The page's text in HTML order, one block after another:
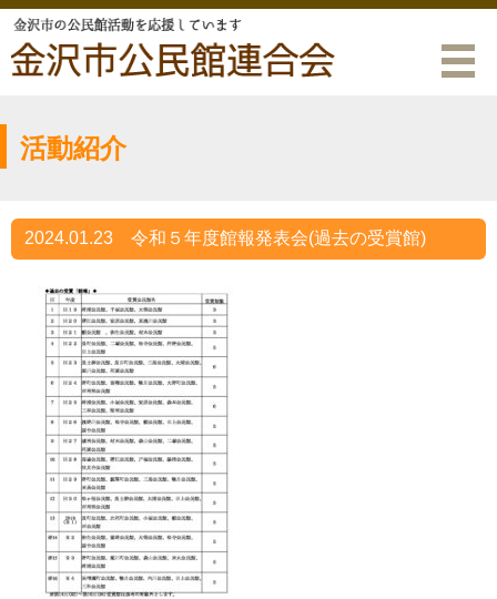
活動紹介
2024.01.23 令和５年度館報発表会(過去の受賞館)